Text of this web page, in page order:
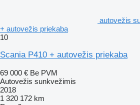
autovežis
+ autovežis priekaba
10
Scania P410 + autovežis priekaba
69 000 € Be PVM
Autovežis sunkvežimis
2018
1 320 172 km